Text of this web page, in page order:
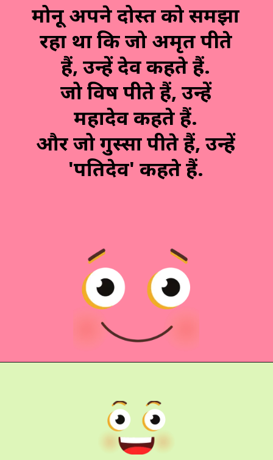
मोनू अपने दोस्त को समझा
रहा था कि जो अमृत पीते
हैं, उन्हें देव कहते हैं.
जो विष पीते हैं, उन्हें
महादेव कहते हैं.
और जो गुस्सा पीते हैं, उन्हें
'पतिदेव' कहते हैं.